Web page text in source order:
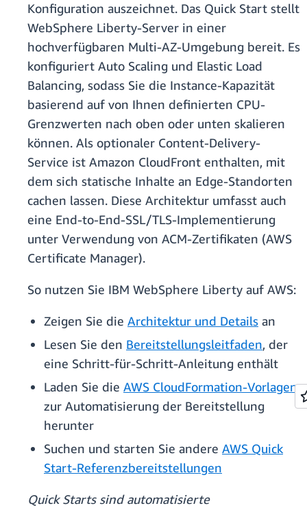
Konfiguration auszeichnet. Das Quick Start stellt
WebSphere Liberty-Server in einer
hochverfügbaren Multi-AZ-Umgebung bereit. Es
konfiguriert Auto Scaling und Elastic Load
Balancing, sodass Sie die Instance-Kapazität
basierend auf von Ihnen definierten CPU-
Grenzwerten nach oben oder unten skalieren
können. Als optionaler Content-Delivery-
Service ist Amazon CloudFront enthalten, mit
dem sich statische Inhalte an Edge-Standorten
cachen lassen. Diese Architektur umfasst auch
eine End-to-End-SSL/TLS-Implementierung
unter Verwendung von ACM-Zertifikaten (AWS
Certificate Manager).
So nutzen Sie IBM WebSphere Liberty auf AWS:
Zeigen Sie die Architektur und Details an
Lesen Sie den Bereitstellungsleitfaden, der
eine Schritt-für-Schritt-Anleitung enthält
Laden Sie die AWS CloudFormation-Vorlagen
zur Automatisierung der Bereitstellung
herunter
Suchen und starten Sie andere AWS Quick
Start-Referenzbereitstellungen
Quick Starts sind automatisierte